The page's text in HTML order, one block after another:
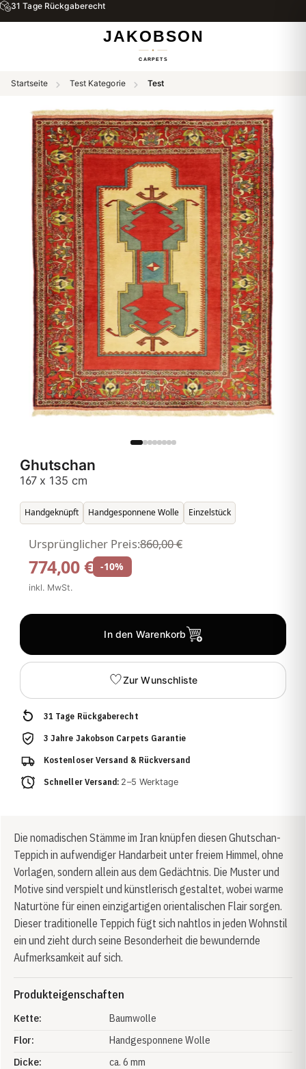
31 Tage Rückgaberecht
Startseite Test Kategorie Test
Ghutschan
167 x 135 cm
Handgeknüpft Handgesponnene Wolle Einzelstück
774,00 €
Ursprünglicher Preis:860,00 €
-10%
inkl. MwSt.
In den Warenkorb
Zur Wunschliste
31 Tage Rückgaberecht
3 Jahre Jakobson Carpets Garantie
Kostenloser Versand & Rückversand
Schneller Versand: 2–5 Werktage
Die nomadischen Stämme im Iran knüpfen diesen Ghutschan-
Teppich in aufwendiger Handarbeit unter freiem Himmel, ohne
Vorlagen, sondern allein aus dem Gedächtnis. Die Muster und
Motive sind verspielt und künstlerisch gestaltet, wobei warme
Naturtöne für einen einzigartigen orientalischen Flair sorgen.
Dieser traditionelle Teppich fügt sich nahtlos in jeden Wohnstil
ein und zieht durch seine Besonderheit die bewundernde
Aufmerksamkeit auf sich.
Produkteigenschaften
Kette:
Baumwolle
Flor:
Handgesponnene Wolle
Dicke:
ca. 6 mm